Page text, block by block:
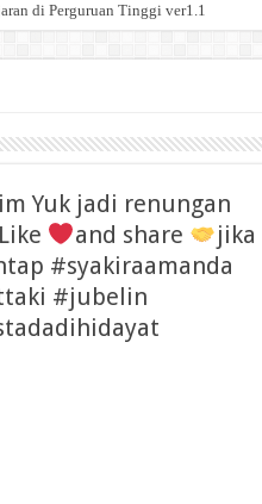
Bisnis
Yuk jadi renungan
Like and share
jika
#syakiraamanda
#jubelin